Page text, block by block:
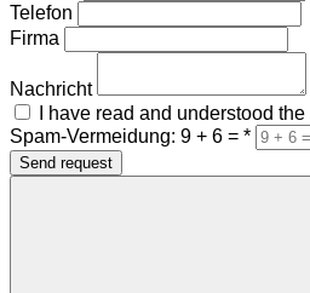
Telefon
Firma
Nachricht
I have read and understood the
Spam-Vermeidung: 9 + 6 = *
Send request